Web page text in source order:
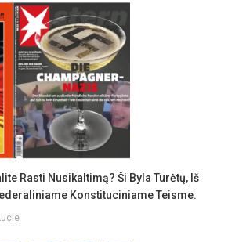
Rasti Nusikaltimą? Ši Byla Turėtų, Iš
Konstituciniame Teisme.